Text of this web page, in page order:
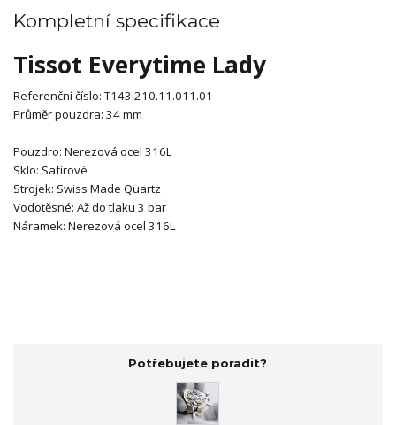
Kompletní specifikace
Tissot Everytime Lady
Referenční číslo: T143.210.11.011.01
Průměr pouzdra: 34mm
Pouzdro: Nerezová ocel 316L
Sklo: Safírové
Strojek: Swiss Made Quartz
Vodotěsné: Až do tlaku 3 bar
Náramek: Nerezová ocel 316L
Potřebujete poradit?